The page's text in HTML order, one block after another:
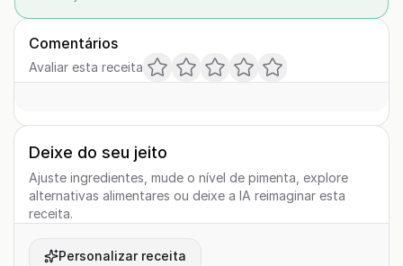
Comentários
Avaliar esta receita
Deixe do seu jeito
Ajuste ingredientes, mude o nível de pimenta, explore
alternativas alimentares ou deixe a IA reimaginar esta
receita.
Personalizar receita